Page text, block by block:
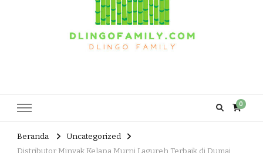
0
Beranda
Uncategorized
Distributor Minyak Kelapa Murni Lagureh Terbaik di Dumai